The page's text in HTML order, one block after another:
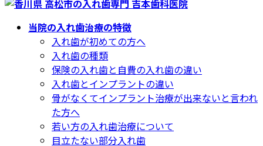
当院の入れ歯治療の特徴
入れ歯が初めての方へ
入れ歯の種類
保険の入れ歯と自費の入れ歯の違い
入れ歯とインプラントの違い
骨がなくてインプラント治療が出来ないと言われ
た方へ
若い方の入れ歯治療について
目立たない部分入れ歯